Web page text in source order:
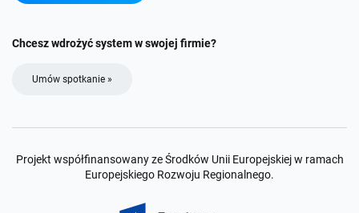
Chcesz wdrożyć system w swojej firmie?
Umów spotkanie »
Projekt współfinansowany ze Środków Unii Europejskiej w ramach
Europejskiego Rozwoju Regionalnego.